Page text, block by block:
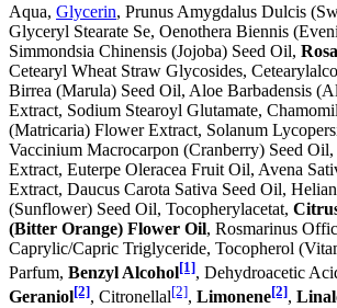
Aqua, Glycerin, Prunus Amygdalus Dulcis
Glyceryl Stearate Se, Oenothera Biennis
Simmondsia Chinensis (Jojoba) Seed Oil,
Cetearyl Wheat Straw Glycosides,
Birrea (Marula) Seed Oil, Aloe Barbadensis
Extract, Sodium Stearoyl Glutamate,
(Matricaria) Flower Extract, Solanum
Vaccinium Macrocarpon (Cranberry) Seed
Extract, Euterpe Oleracea Fruit Oil, Avena
Extract, Daucus Carota Sativa Seed Oil,
(Sunflower) Seed Oil, Tocopherylacetat,
(Bitter Orange) Flower Oil, Rosmarinus
Caprylic/Capric Triglyceride, Tocopherol
Parfum, Benzyl Alcohol[1], Dehydroacetic
Geraniol[2], Citronellal[2], Limonene[2],